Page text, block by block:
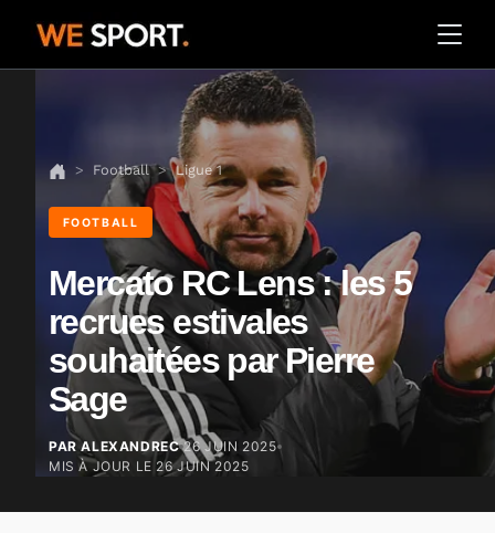
Football Ligue 1
FOOTBALL
Mercato RC Lens : les 5
recrues estivales
souhaitées par Pierre
Sage
PAR ALEXANDREC 26 JUIN 2025
MIS À JOUR LE 26 JUIN 2025